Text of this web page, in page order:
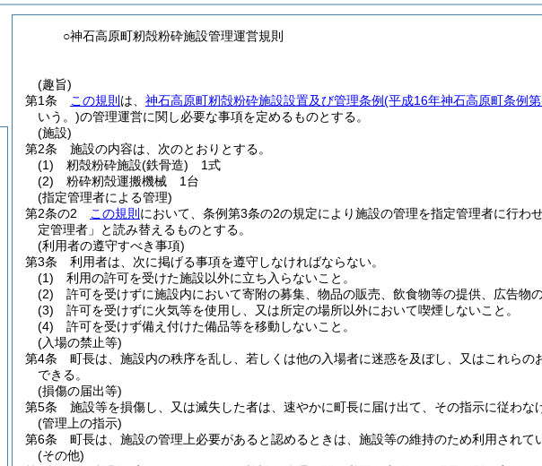
○神石高原町籾殻粉砕施設管理運営規則
(趣旨)
第1条
この規則 は、 神石高原町籾殻粉砕施設設置及び管理条例(平成16年神石高原町条例
いう。)の管理運営に関し必要な事項を定めるものとする。
(施設)
第2条
施設の内容は、次のとおりとする。
(1)
籾殻粉砕施設(鉄骨造) 1式
(2)
粉砕籾殻運搬機械 1台
(指定管理者による管理)
第2条の2
この規則 において、条例第3条の2の規定により施設の管理を指定管理者に行わせ
定管理者」と読み替えるものとする。
(利用者の遵守すべき事項)
第3条
利用者は、次に掲げる事項を遵守しなければならない。
(1)
利用の許可を受けた施設以外に立ち入らないこと。
(2)
許可を受けずに施設内において寄附の募集、物品の販売、飲食物等の提供、広告物
(3)
許可を受けずに火気等を使用し、又は所定の場所以外において喫煙しないこと。
(4)
許可を受けず備え付けた備品等を移動しないこと。
(入場の禁止等)
第4条
町長は、施設内の秩序を乱し、若しくは他の入場者に迷惑を及ぼし、又はこれら
できる。
(損傷の届出等)
第5条
施設等を損傷し、又は滅失した者は、速やかに町長に届け出て、その指示に従わな
(管理上の指示)
第6条
町長は、施設の管理上必要があると認めるときは、施設等の維持のため利用されて
(その他)